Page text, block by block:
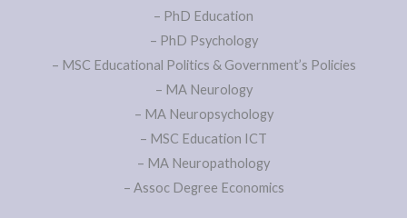
– PhD Education
– PhD Psychology
– MSC Educational Politics & Government’s Policies
– MA Neurology
– MA Neuropsychology
– MSC Education ICT
– MA Neuropathology
– Assoc Degree Economics